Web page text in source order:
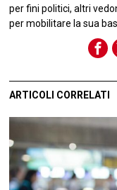
per fini politici, altri
per mobilitare la sua
ARTICOLI CORRELATI